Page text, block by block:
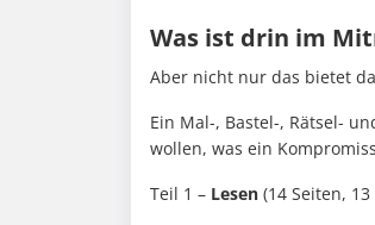
Was ist drin im
Aber nicht nur das bietet
Ein Mal-, Bastel-, Rätsel-
wollen, was ein
Teil 1 – Lesen (14 Seiten,